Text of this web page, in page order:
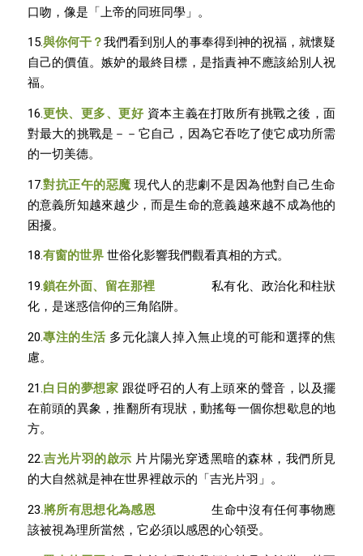
口吻，像是「上帝的同班同學」。
15.與你何干？我們看到別人的事奉得到神的祝福，就懷疑
自己的價值。嫉妒的最終目標，是指責神不應該給別人祝
福。
16.更快、更多、更好資本主義在打敗所有挑戰之後，面
對最大的挑戰是－－它自己，因為它吞吃了使它成功所需
的一切美德。
17.對抗正午的惡魔現代人的悲劇不是因為他對自己生命
的意義所知越來越少，而是生命的意義越來越不成為他的
困擾。
18.有窗的世界世俗化影響我們觀看真相的方式。
19.鎖在外面、留在那裡 私有化、政治化和柱狀
化，是迷惑信仰的三角陷阱。
20.專注的生活 多元化讓人掉入無止境的可能和選擇的焦
慮。
21. 白日的夢想家 跟從呼召的人有上頭來的聲音，以及擺
在前頭的異象，推翻所有現狀，動搖每一個你想歇息的地
方。
22.吉光片羽的啟示 片片陽光穿透黑暗的森林，我們所見
的大自然就是神在世界裡啟示的「吉光片羽」。
23.將所有思想化為感恩生命中沒有任何事物應
該被視為理所當然，它必須以感恩的心領受。